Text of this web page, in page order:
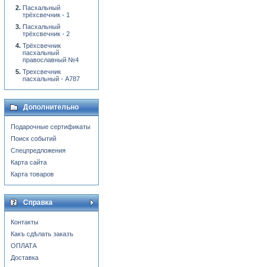
Пасхальный
трёхсвечник - 1
Пасхальный
трёхсвечник - 2
Трёхсвечник
пасхальный
православный №4
Трехсвечник
пасхальный - А787
Дополнительно
Подарочные сертификаты
Поиск событий
Спецпредложения
Карта сайта
Карта товаров
Справка
Контакты
Какъ сдѣлать заказъ
ОПЛАТА
Доставка